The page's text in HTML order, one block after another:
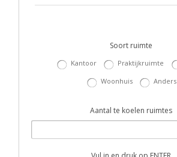
Soort ruimte
Kantoor Praktijkruimte
Woonhuis
Anders
Aantal te koelen ruimtes